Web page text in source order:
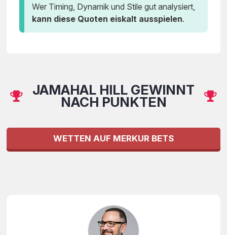
Wer Timing, Dynamik und Stile gut analysiert,
kann diese Quoten eiskalt ausspielen.
JAMAHAL HILL GEWINNT
NACH PUNKTEN
WETTEN AUF MERKUR BETS